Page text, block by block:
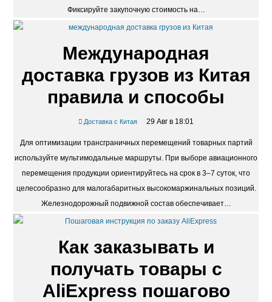
Фиксируйте закупочную стоимость на…
Международная
доставка грузов из Китая
правила и способы
Доставка с Китая 29 Авг в 18:01
Для оптимизации трансграничных перемещений товарных партий
используйте мультимодальные маршруты. При выборе авиационного
перемещения продукции ориентируйтесь на срок в 3–7 суток, что
целесообразно для малогабаритных высокомаржинальных позиций.
Железнодорожный подвижной состав обеспечивает…
Как заказывать и
получать товары с
AliExpress пошагово